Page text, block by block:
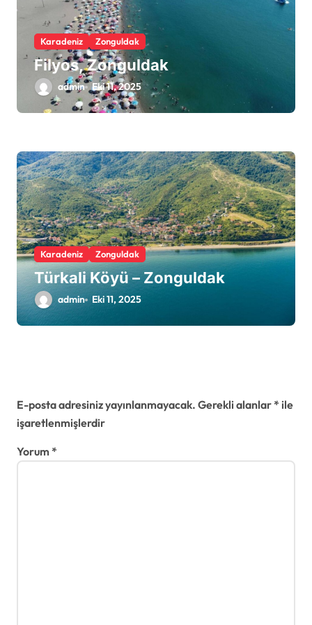
Karadeniz Zonguldak
Filyos, Zonguldak
admin Eki 11, 2025
Karadeniz Zonguldak
Türkali Köyü – Zonguldak
admin Eki 11, 2025
E-posta adresiniz yayınlanmayacak. Gerekli alanlar* ile
işaretlenmişlerdir
Yorum *